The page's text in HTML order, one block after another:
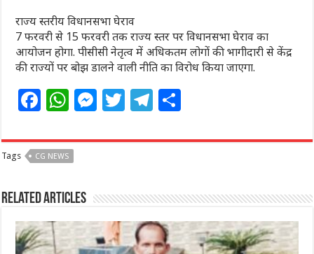
राज्य स्तरीय विधानसभा घेराव
7 फरवरी से 15 फरवरी तक राज्य स्तर पर विधानसभा घेराव का
आयोजन होगा. पीसीसी नेतृत्व में अधिकतम लोगों की भागीदारी से केंद्र
की राज्यों पर बोझ डालने वाली नीति का विरोध किया जाएगा.
F
c
e
b
o
o
W
at
s
A
p
p
M
ss
n
g
e
T
itt
r
T
e
ra
m
ar
Tags CG NEWS
Related Articles